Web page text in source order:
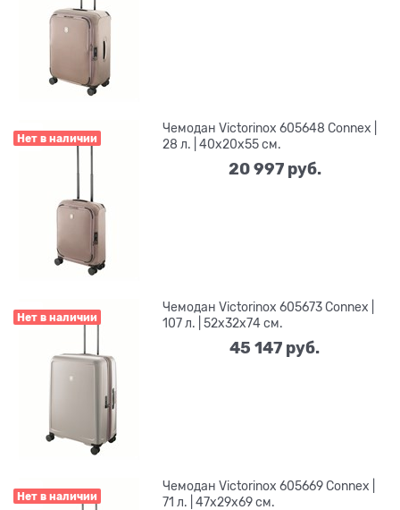
Нет в наличии
Чемодан Victorinox 605648 Connex |
28 л. | 40x20x55 см.
20 997 руб.
Нет в наличии
Чемодан Victorinox 605673 Connex |
107 л. | 52x32x74 см.
45 147 руб.
Нет в наличии
Чемодан Victorinox 605669 Connex |
71 л. | 47x29x69 см.